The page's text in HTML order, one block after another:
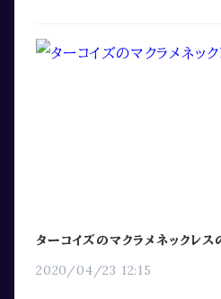
ターコイズのマクラメネックレ
2020/04/23 12:15